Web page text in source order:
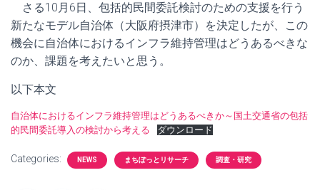
さる10月6日、包括的民間委託検討のための支援を行う
新たなモデル自治体（大阪府摂津市）を決定したが、この
機会に自治体におけるインフラ維持管理はどうあるべきな
のか、課題を考えたいと思う。
以下本文
自治体におけるインフラ維持管理はどうあるべきか～国土交通省の包括
的民間委託導入の検討から考える
ダウンロード
Categories: NEWS まちぽっとリサーチ 調査・研究